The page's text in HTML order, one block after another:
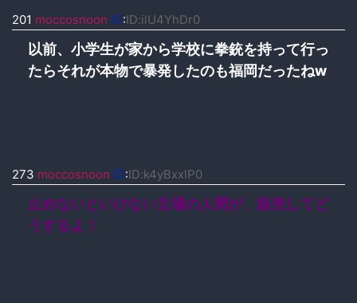
201 moccosnoon ID:ID:ilU4YhDr0
以前、小学生が家から学校に拳銃を持って行っ
たらそれが本物で暴発したのも福岡だったねw
273 moccosnoon ID:ID:k4yBxxlP0
止めないといけない立場の人間が、販売してど
うするよ！